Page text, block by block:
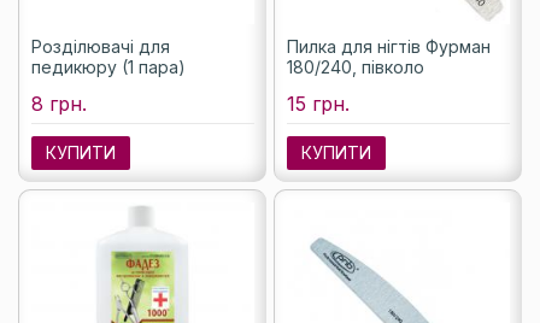
Розділювачі для
педикюру (1 пара)
8 грн.
КУПИТИ
Пилка для нігтів Фурман
180/240, півколо
15 грн.
КУПИТИ